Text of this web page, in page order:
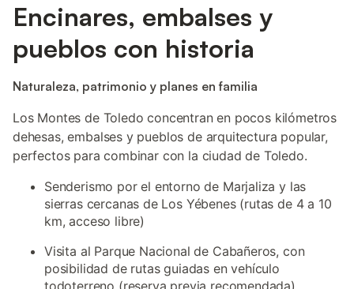
Encinares, embalses y
pueblos con historia
Naturaleza, patrimonio y planes en familia
Los Montes de Toledo concentran en pocos kilómetros
dehesas, embalses y pueblos de arquitectura popular,
perfectos para combinar con la ciudad de Toledo.
Senderismo por el entorno de Marjaliza y las
sierras cercanas de Los Yébenes (rutas de 4 a 10
km, acceso libre)
Visita al Parque Nacional de Cabañeros, con
posibilidad de rutas guiadas en vehículo
todoterreno (reserva previa recomendada)